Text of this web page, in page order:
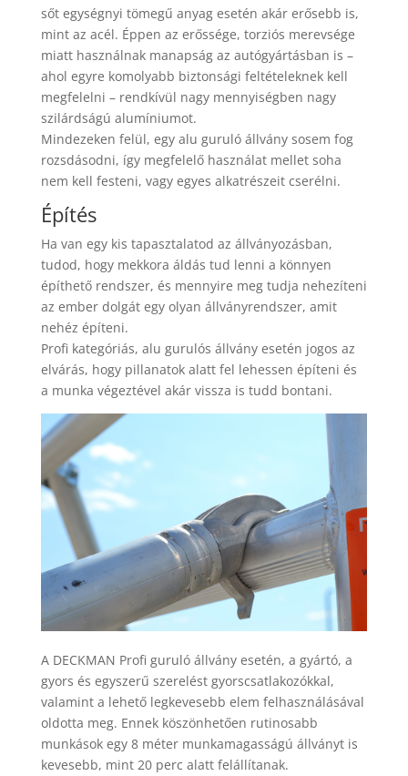
sőt egységnyi tömegű anyag esetén akár erősebb is,
mint az acél. Éppen az erőssége, torziós merevsége
miatt használnak manapság az autógyártásban is –
ahol egyre komolyabb biztonsági feltételeknek kell
megfelelni – rendkívül nagy mennyiségben nagy
szilárdságú alumíniumot.
Mindezeken felül, egy alu guruló állvány sosem fog
rozsdásodni, így megfelelő használat mellet soha
nem kell festeni, vagy egyes alkatrészeit cserélni.
Építés
Ha van egy kis tapasztalatod az állványozásban,
tudod, hogy mekkora áldás tud lenni a könnyen
építhető rendszer, és mennyire meg tudja nehezíteni
az ember dolgát egy olyan állványrendszer, amit
nehéz építeni.
Profi kategóriás, alu gurulós állvány esetén jogos az
elvárás, hogy pillanatok alatt fel lehessen építeni és
a munka végeztével akár vissza is tudd bontani.
A DECKMAN Profi guruló állvány esetén, a gyártó, a
gyors és egyszerű szerelést gyorscsatlakozókkal,
valamint a lehető legkevesebb elem felhasználásával
oldotta meg. Ennek köszönhetően rutinosabb
munkások egy 8 méter munkamagasságú állványt is
kevesebb, mint 20 perc alatt felállítanak.